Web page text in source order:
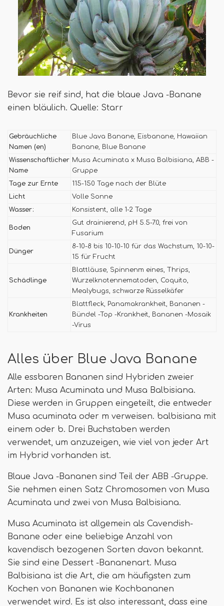
Bevor sie reif sind, hat die blaue Java -Banane
einen bläulich. Quelle: Starr
Gebräuchliche
Namen (en)
Blue Java Banane, Eisbanane, Hawaiian
Banane, Blue Banane
Wissenschaftlicher
Name
Musa Acuminata x Musa Balbisiana, ABB -
Gruppe
Tage zur Ernte
115-150 Tage nach der Blüte
Licht
Volle Sonne
Wasser:
Konsistent, alle 1-2 Tage
Boden
Gut drainierend, pH 5.5-7.0, frei von
Fusarium
Dünger
8-10-8 bis 10-10-10 für das Wachstum, 10-10-
15 für Frucht
Schädlinge
Blattläuse, Spinnenm eines, Thrips,
Wurzelknotennematoden, Coquito,
Mealybugs, schwarze Rüsselkäfer
Krankheiten
Blattfleck, Panamakrankheit, Bananen -
Bündel -Top -Krankheit, Bananen -Mosaik
-Virus
Alles über Blue Java Banane
Alle essbaren Bananen sind Hybriden zweier
Arten: Musa Acuminata und Musa Balbisiana.
Diese werden in Gruppen eingeteilt, die entweder
Musa acuminata oder m verweisen. balbisiana mit
einem oder b. Drei Buchstaben werden
verwendet, um anzuzeigen, wie viel von jeder Art
im Hybrid vorhanden ist.
Blaue Java -Bananen sind Teil der ABB -Gruppe.
Sie nehmen einen Satz Chromosomen von Musa
Acuminata und zwei von Musa Balbisiana.
Musa Acuminata ist allgemein als Cavendish-
Banane oder eine beliebige Anzahl von
kavendisch bezogenen Sorten davon bekannt.
Sie sind eine Dessert -Bananenart. Musa
Balbisiana ist die Art, die am häufigsten zum
Kochen von Bananen wie Kochbananen
verwendet wird. Es ist also interessant, dass eine